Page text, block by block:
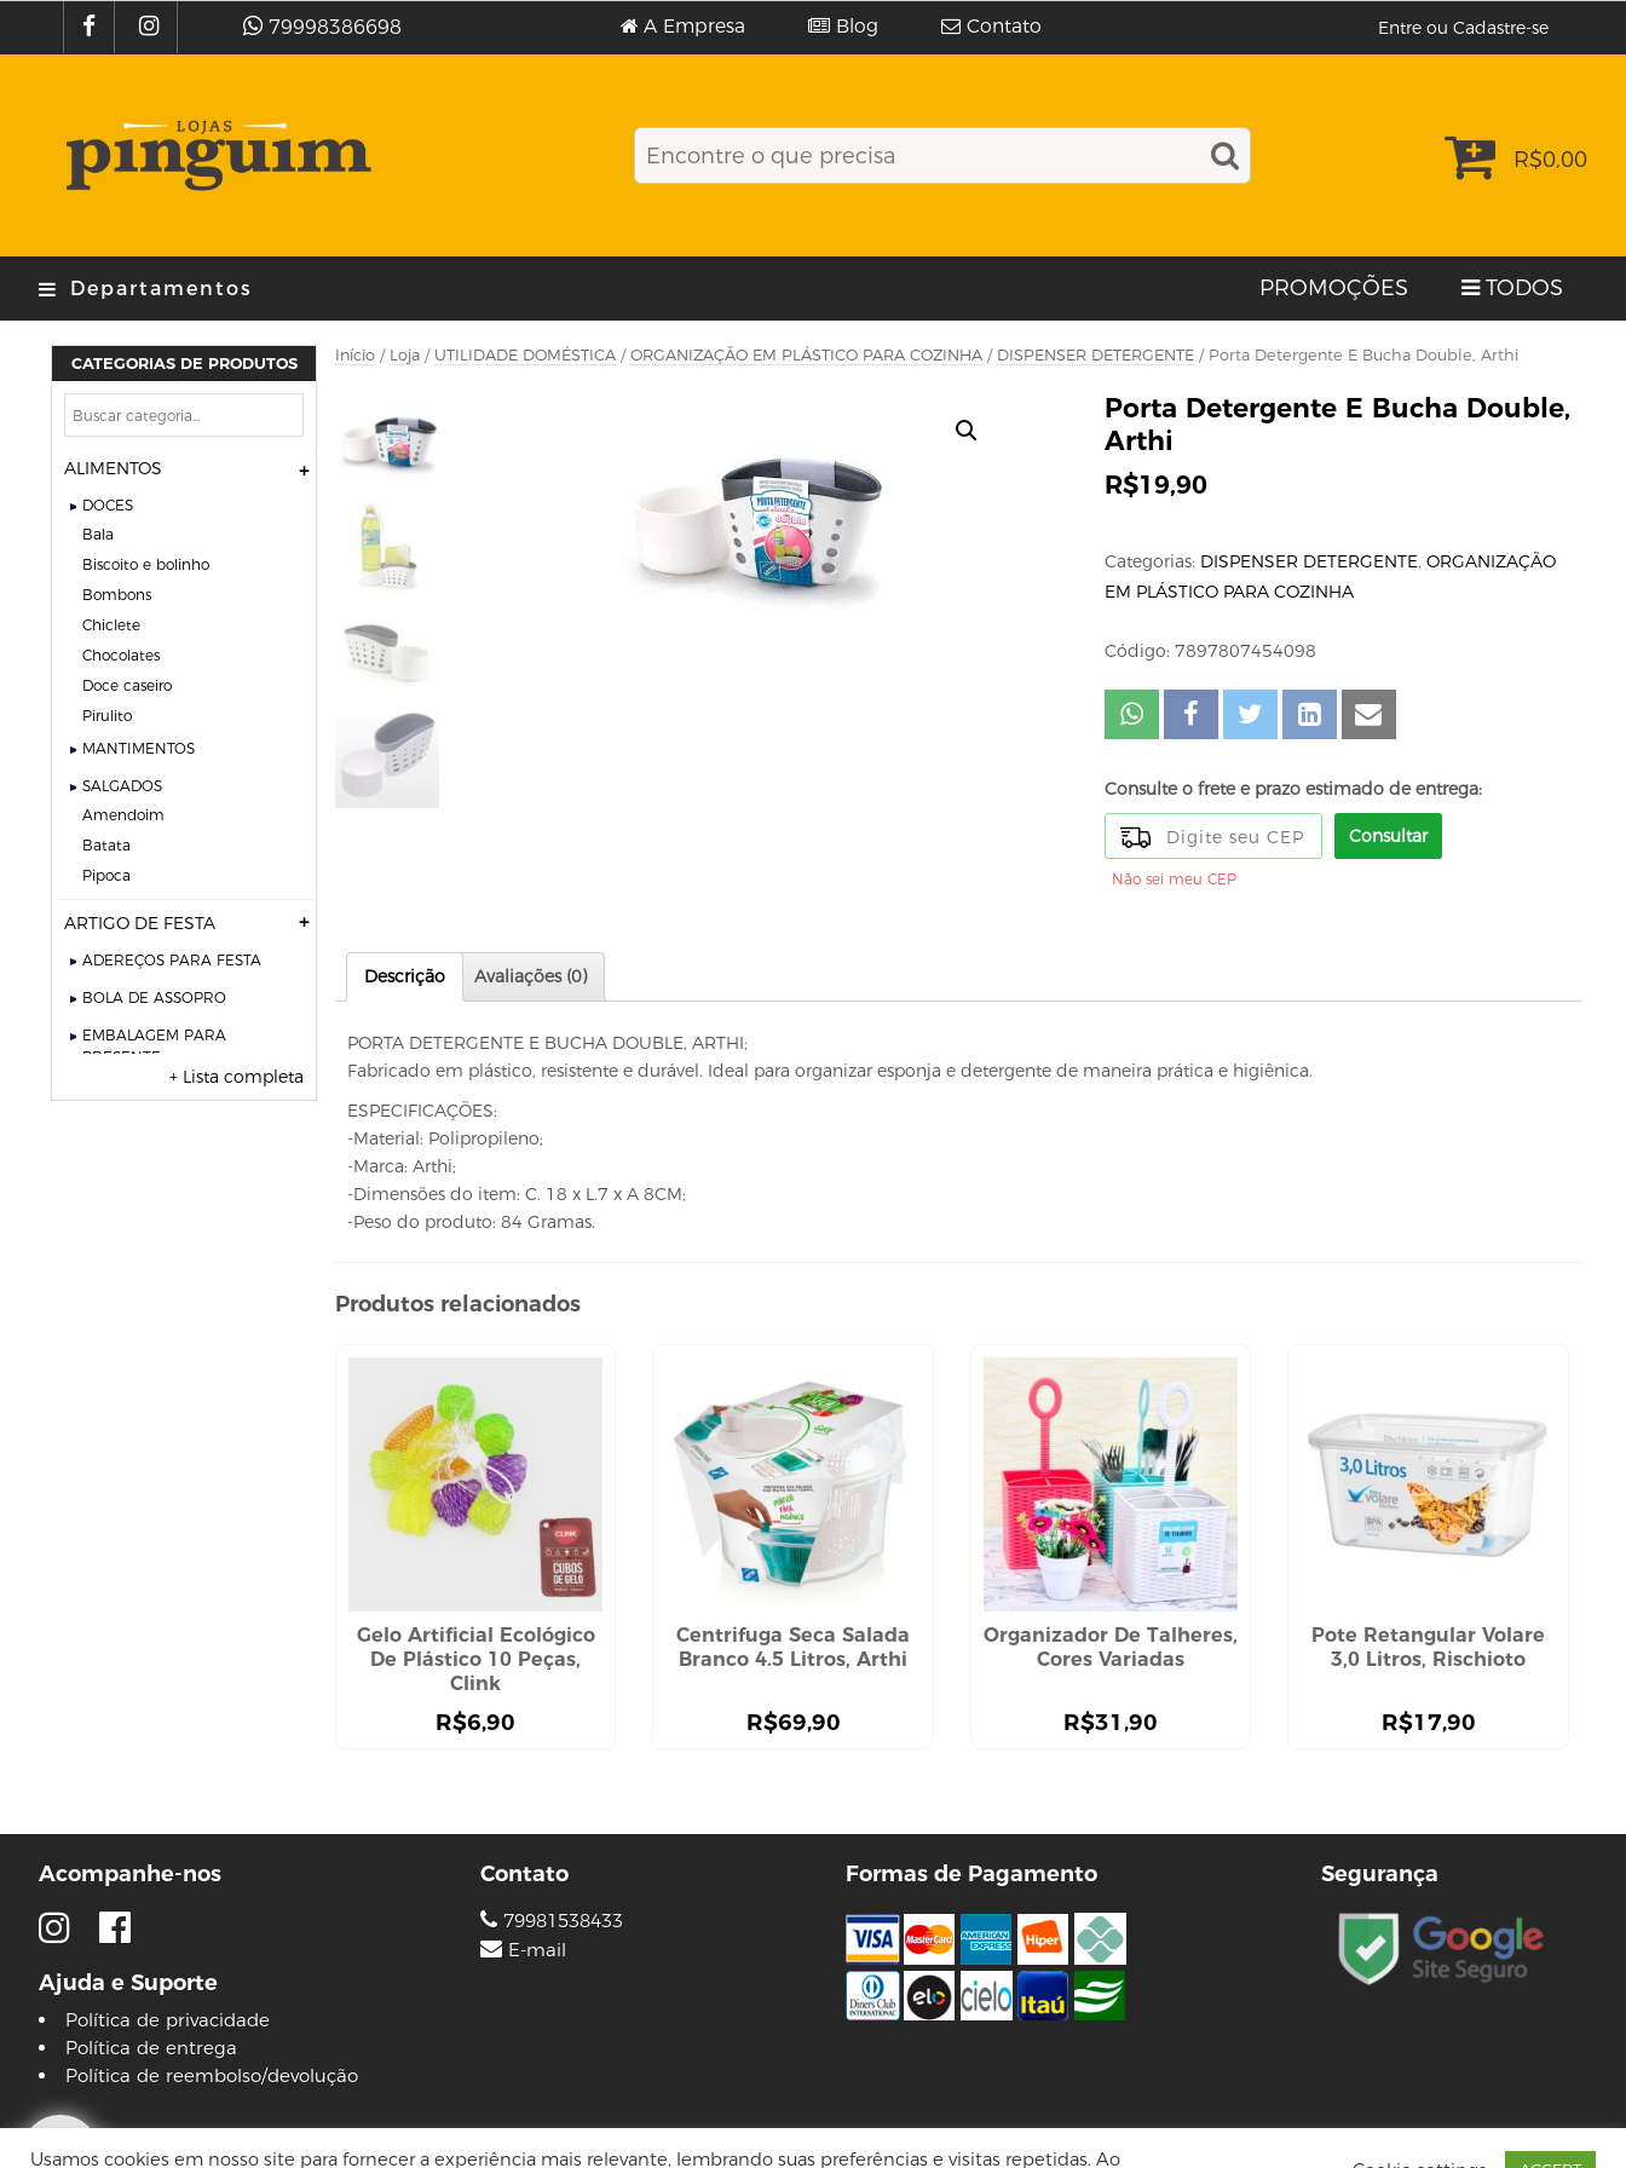
79998386698 A Empresa Blog Contato Entre ou Cadastre-se
R$0,00
Departamentos PROMOÇÕES TODOS
Início / Loja / UTILIDADE DOMÉSTICA / ORGANIZAÇÃO EM PLÁSTICO PARA COZINHA / DISPENSER DETERGENTE / Porta Detergente E Bucha Double, Arthi
Porta Detergente E Bucha Double,
Arthi
R$19,90
Categorias: DISPENSER DETERGENTE, ORGANIZAÇÃO
EM PLÁSTICO PARA COZINHA
Código: 7897807454098
Consulte o frete e prazo estimado de entrega:
Consultar
Não sei meu CEP
Descrição Avaliações (0)
PORTA DETERGENTE E BUCHA DOUBLE, ARTHI;
Fabricado em plástico, resistente e durável. Ideal para organizar esponja e detergente de maneira prática e higiênica.
ESPECIFICAÇÕES:
-Material: Polipropileno;
-Marca: Arthi;
-Dimensões do item: C. 18 x L.7 x A 8CM;
-Peso do produto: 84 Gramas.
Produtos relacionados
Gelo Artificial Ecológico
De Plástico 10 Peças,
Clink
R$6,90
Centrifuga Seca Salada
Branco 4.5 Litros, Arthi
R$69,90
Organizador De Talheres,
Cores Variadas
R$31,90
Pote Retangular Volare
3,0 Litros, Rischioto
R$17,90
CATEGORIAS DE PRODUTOS
ALIMENTOS
DOCES
bala
biscoito e bolinho
bombons
chiclete
chocolates
doce caseiro
pirulito
MANTIMENTOS
SALGADOS
amendoim
batata
pipoca
ARTIGO DE FESTA
ADEREÇOS PARA FESTA
BOLA DE ASSOPRO
EMBALAGEM PARA
PRESENTE
aparelho de babear
cera
DESODORANTE
ELASTICOS
HIGIENE BOCAL
HIGIENE ÍNTIMA
absorvente
lenço umedecido
HIGIENE PESSOAL
+ Lista completa
Acompanhe-nos
Ajuda e Suporte
Política de privacidade
Política de entrega
Política de reembolso/devolução
Contato
79981538433
E-mail
Formas de Pagamento Segurança
© 2026 Lojas Pinguim
Usamos cookies em nosso site para fornecer a experiência mais relevante, lembrando suas preferências e visitas repetidas. Ao